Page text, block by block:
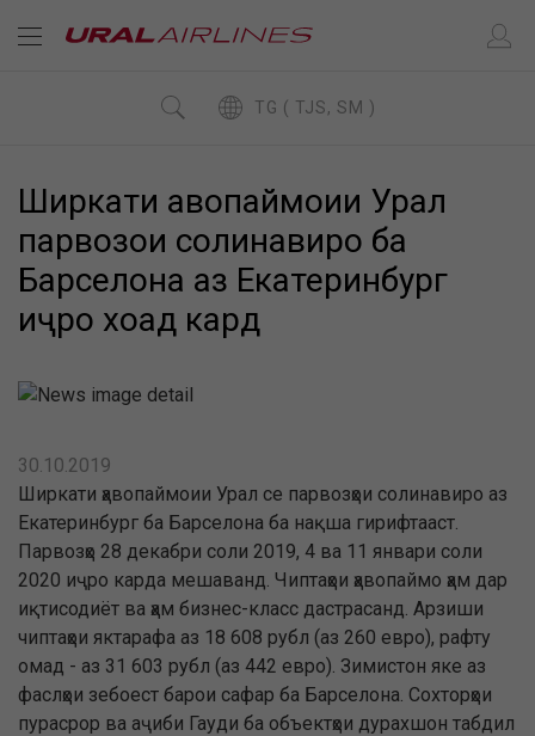
TG ( TJS, SM )
Ширкати ҳавопаймоии Урал
парвозҳои солинавиро ба
Барселона аз Екатеринбург
иҷро хоҳад кард
30.10.2019
Ширкати ҳавопаймоии Урал се парвозҳои солинавиро аз
Екатеринбург ба Барселона ба нақша гирифтааст.
Парвозҳо 28 декабри соли 2019, 4 ва 11 январи соли
2020 иҷро карда мешаванд. Чиптаҳои ҳавопаймо ҳам дар
иқтисодиёт ва ҳам бизнес-класс дастрасанд. Арзиши
чиптаҳои яктарафа аз 18 608 рубл (аз 260 евро), рафту
омад - аз 31 603 рубл (аз 442 евро). Зимистон яке аз
фаслҳои зебоест барои сафар ба Барселона. Сохторҳои
пурасрор ва аҷиби Гауди ба объектҳои дурахшон табдил